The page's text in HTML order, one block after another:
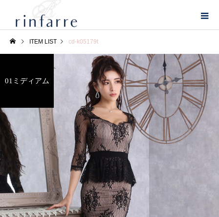
ITEM LIST cd-k05179t
01ミディアム